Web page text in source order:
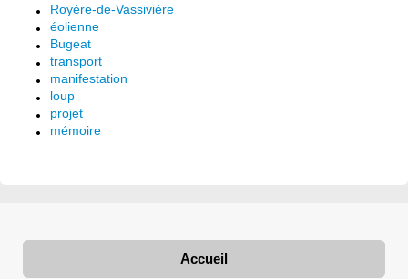
Royère-de-Vassivière
éolienne
Bugeat
transport
manifestation
loup
projet
mémoire
Accueil